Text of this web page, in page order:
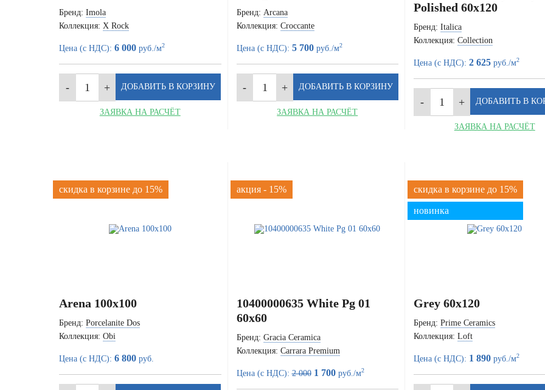
Бренд: Imola
Коллекция: X Rock
Цена (с НДС): 6 000 руб./м2
ЗАЯВКА НА РАСЧЁТ
Бренд: Arcana
Коллекция: Croccante
Цена (с НДС): 5 700руб./м2
ЗАЯВКА НА РАСЧЁТ
Polished 60x120
Бренд: Italica
Коллекция: Collection
Цена (с НДС): 2 625 руб./м2
ЗАЯВКА НА РАСЧЁТ
скидка в корзине до 15%
Arena 100x100
Бренд: Porcelanite Dos
Коллекция: Obi
Цена (с НДС): 6 800 руб.
акция - 15%
10400000635 White Pg 01
60x60
Бренд: Gracia Ceramica
Коллекция: Carrara Premium
Цена (с НДС):2 000 1 700руб./м2
скидка в корзине до 15%
новинка
Grey 60x120
Бренд: Prime Ceramics
Коллекция: Loft
Цена (с НДС): 1 890 руб./м2